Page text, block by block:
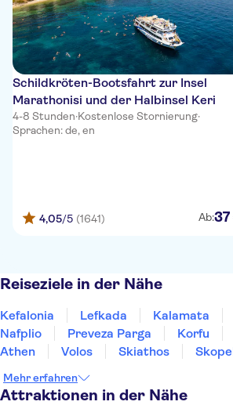
Schildkröten-Bootsfahrt zur Insel
Marathonisi und der Halbinsel Keri
4-8 Stunden·Kostenlose Stornierung·
Sprachen: de, en
4,05/5 (1641) Ab:37
Reiseziele in der Nähe
Kefalonia Lefkada Kalamata
Nafplio
Preveza Parga Korfu
Athen
Volos Skiathos
Mehr erfahren
Attraktionen in der Nähe